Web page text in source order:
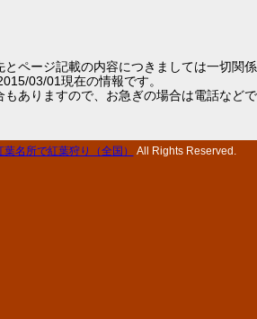
ページ記載の内容につきましては一切関係
03/01現在の情報です。
ありますので、お急ぎの場合は電話などで
葉名所で紅葉狩り（全国） All Rights Reserved.